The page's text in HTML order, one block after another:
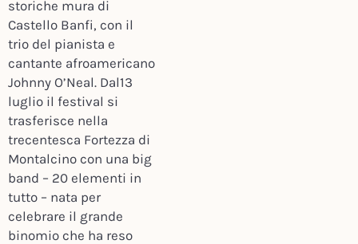
storiche mura di
Castello Banfi, con il
trio del pianista e
cantante afroamericano
Johnny O’Neal. Dal13
luglio il festival si
trasferisce nella
trecentesca Fortezza di
Montalcino con una big
band – 20 elementi in
tutto – nata per
celebrare il grande
binomio che ha reso